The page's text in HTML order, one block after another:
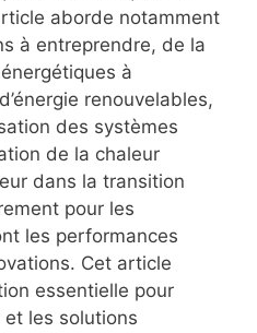
aborde notamment
à entreprendre, de la
à
renouvelables,
des systèmes
de la chaleur
dans la transition
pour les
les performances
Cet article
essentielle pour
les solutions